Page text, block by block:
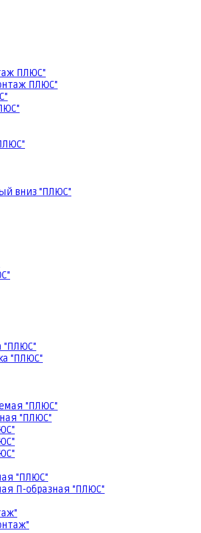
ПЛЮС"
ПЛЮС"
вниз "ПЛЮС"
"ПЛЮС"
"ПЛЮС"
"ПЛЮС"
"ПЛЮС"
"ПЛЮС"
П-образная "ПЛЮС"